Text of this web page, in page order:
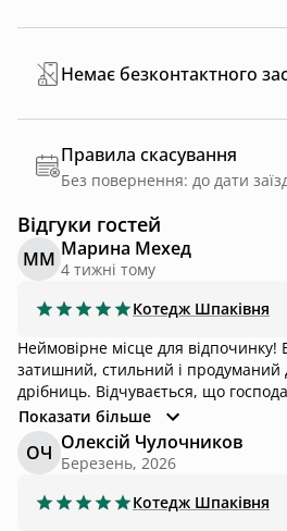
Немає безконтактного
Правила скасування
Без повернення: до дати
Відгуки гостей
ММ Марина Мехед
4 тижні тому
Котедж Шпаківня
Неймовірне місце для відпочинку!
затишний, стильний і
дрібниць. Відчувається, що
комфорт гостей: є абсолютно все,
для безтурботного відпочинку. Окрема подяка чудовій
господині за гостинність,
Приємно, коли тебе зустрічають з
легко забути про буденні справи,
Показати більше
ОЧ Олексій Чулочников
Березень, 2026
Котедж Шпаківня